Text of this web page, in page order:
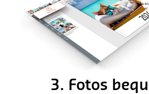
3. Fotos